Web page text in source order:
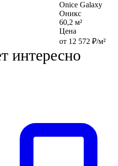
Onice Galaxy
Оникс
60,2 м²
Цена
от 12 572 ₽/м²
интересно